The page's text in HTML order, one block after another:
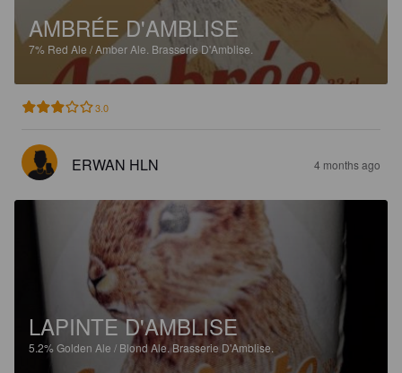
AMBRÉE D'AMBLISE
7% Red Ale / Amber Ale. Brasserie D'Amblise.
3.0
ERWAN HLN 4 months ago
LAPINTE D'AMBLISE
5.2% Golden Ale / Blond Ale.Brasserie D'Amblise.